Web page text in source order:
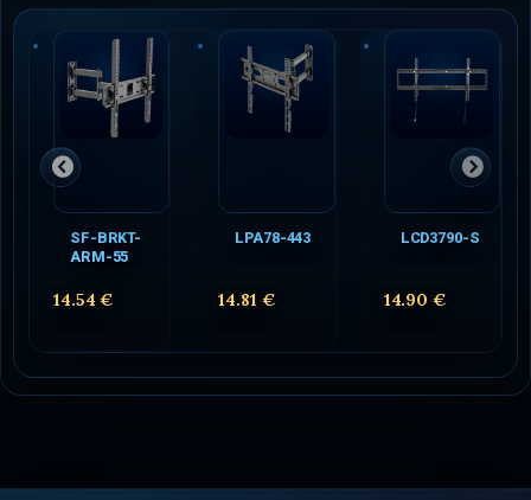
SF-BRKT-
ARM-55
14.54 €
LPA78-443
14.81 €
LCD3790-S
14.90 €